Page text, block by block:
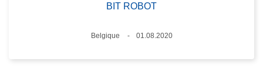
BIT ROBOT
Lieux
Belgique
01.08.2020